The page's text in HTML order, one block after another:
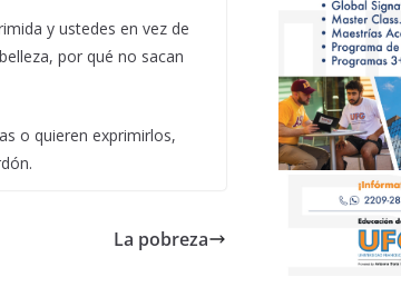
y ustedes en vez de
por qué no sacan
o quieren exprimirlos,
La pobreza